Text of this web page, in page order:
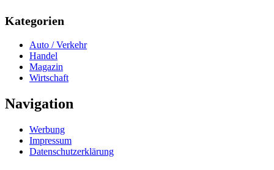
Kategorien
Auto / Verkehr
Handel
Magazin
Wirtschaft
Navigation
Werbung
Impressum
Datenschutzerklärung